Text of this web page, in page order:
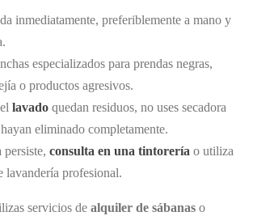
inmediatamente, preferiblemente a mano y
especializados para prendas negras,
o productos agresivos.
lavado quedan residuos, no uses secadora
eliminado completamente.
persiste, consulta en una tintorería o utiliza
lavandería profesional.
servicios de alquiler de sábanas o